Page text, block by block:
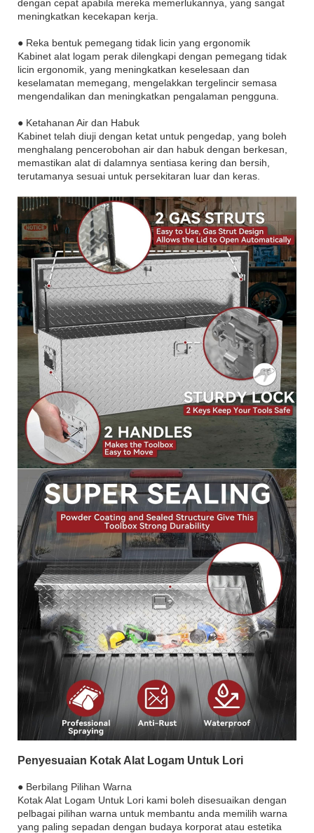
dengan cepat apabila mereka memerlukannya, yang sangat
meningkatkan kecekapan kerja.
● Reka bentuk pemegang tidak licin yang ergonomik
Kabinet alat logam perak dilengkapi dengan pemegang tidak
licin ergonomik, yang meningkatkan keselesaan dan
keselamatan memegang, mengelakkan tergelincir semasa
mengendalikan dan meningkatkan pengalaman pengguna.
● Ketahanan Air dan Habuk
Kabinet telah diuji dengan ketat untuk pengedap, yang boleh
menghalang pencerobohan air dan habuk dengan berkesan,
memastikan alat di dalamnya sentiasa kering dan bersih,
terutamanya sesuai untuk persekitaran luar dan keras.
Penyesuaian Kotak Alat Logam Untuk Lori
● Berbilang Pilihan Warna
Kotak Alat Logam Untuk Lori kami boleh disesuaikan dengan
pelbagai pilihan warna untuk membantu anda memilih warna
yang paling sepadan dengan budaya korporat atau estetika